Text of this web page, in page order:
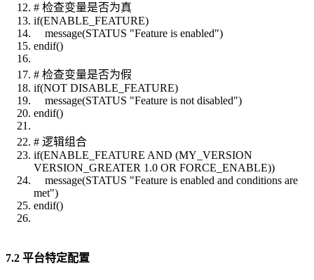
# 检查变量是否为真
if(ENABLE_FEATURE)
message(STATUS "Feature is enabled")
endif()
# 检查变量是否为假
if(NOT DISABLE_FEATURE)
message(STATUS "Feature is not disabled")
endif()
# 逻辑组合
if(ENABLE_FEATURE AND (MY_VERSION
VERSION_GREATER 1.0 OR FORCE_ENABLE))
message(STATUS "Feature is enabled and conditions are
met")
endif()
7.2 平台特定配置